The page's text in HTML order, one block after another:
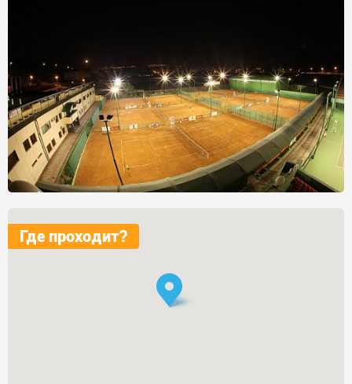
Где проходит?